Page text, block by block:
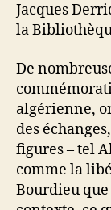
Jacques
la
De
algérienne,
des
figures – tel
comme la
Bourdieu